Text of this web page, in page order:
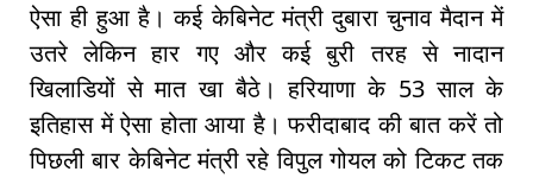
ऐसा ही हुआ है। कई केबिनेट मंत्री दुबारा चुनाव मैदान में
उतरे लेकिन हार गए और कई बुरी तरह से नादान
खिलाडियों से मात खा बैठे। हरियाणा के 53 साल के
इतिहास में ऐसा होता आया है। फरीदाबाद की बात करें तो
पिछली बार केबिनेट मंत्री रहे विपुल गोयल को टिकट तक